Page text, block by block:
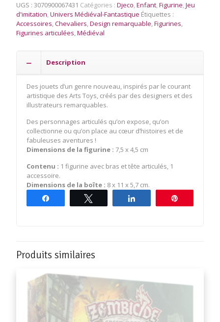
UGS : 3070900067431 Catégories : Djeco,Enfant,Figurine,Jeu
d'imitation,Univers Médiéval-Fantastique Étiquettes :
Accessoires,Chevaliers,Design remarquable,Figurines,
Figurines articulées,Médiéval
Description
Des jouets d’un genre nouveau, inspirés par le courant
artistique des Arts Toys, créés par des designers et des
illustrateurs remarquables.
Des personnages articulés qu’on expose, qu’on
collectionne ou qu’on place au cœur d’histoires et de
fabuleuses aventures !
Dimensions de la figurine : 7,5 x 4,5 cm
Contenu : 1 figurine avec bras et tête articulés, 1
accessoire.
Dimensions de la boîte : 8 x 11 x 5,7 cm.
Produits similaires